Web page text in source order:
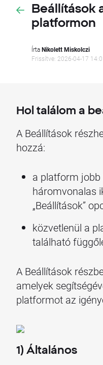
Beállítások
platformon
ÍrtaNikolett Miskolczi
Frissítve: 2026-04-17
Hol találom a
A Beállítások
hozzá:
a platform
háromvonalas
„Beállítások”
közvetlenül a
található
A Beállítások
amelyek
platformot az
1) Általános